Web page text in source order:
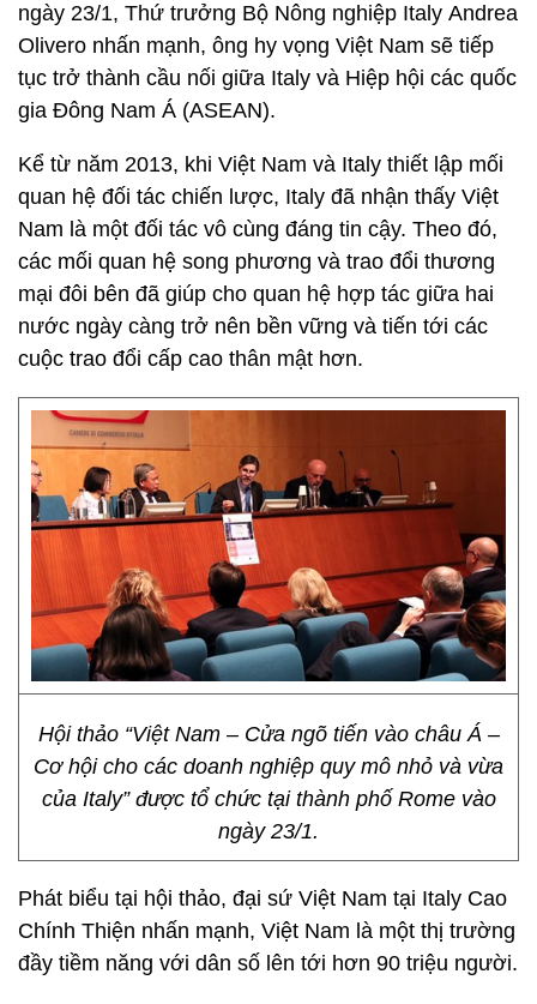
ngày 23/1, Thứ trưởng Bộ Nông nghiệp Italy Andrea
Olivero nhấn mạnh, ông hy vọng Việt Nam sẽ tiếp
tục trở thành cầu nối giữa Italy và Hiệp hội các quốc
gia Đông Nam Á (ASEAN).
Kể từ năm 2013, khi Việt Nam và Italy thiết lập mối
quan hệ đối tác chiến lược, Italy đã nhận thấy Việt
Nam là một đối tác vô cùng đáng tin cậy. Theo đó,
các mối quan hệ song phương và trao đổi thương
mại đôi bên đã giúp cho quan hệ hợp tác giữa hai
nước ngày càng trở nên bền vững và tiến tới các
cuộc trao đổi cấp cao thân mật hơn.
Hội thảo “Việt Nam – Cửa ngõ tiến vào châu Á –
Cơ hội cho các doanh nghiệp quy mô nhỏ và vừa
của Italy” được tổ chức tại thành phố Rome vào
ngày 23/1.
Phát biểu tại hội thảo, đại sứ Việt Nam tại Italy Cao
Chính Thiện nhấn mạnh, Việt Nam là một thị trường
đầy tiềm năng với dân số lên tới hơn 90 triệu người.